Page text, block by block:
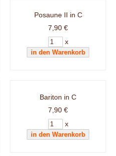
Posaune II in C
7,90 €
x
Bariton in C
7,90 €
x